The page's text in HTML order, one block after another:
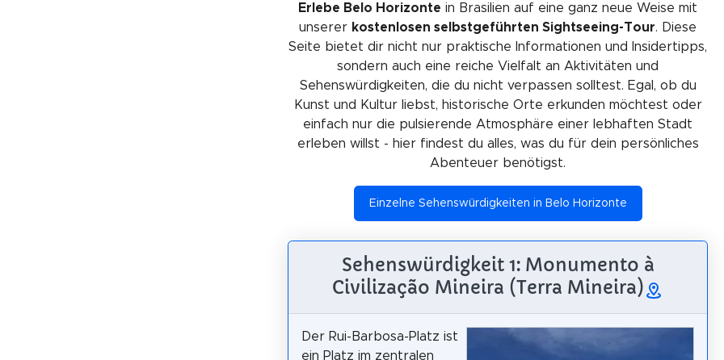
Erlebe Belo Horizonte in Brasilien auf eine ganz neue Weise mit
unserer kostenlosen selbstgeführten Sightseeing-Tour. Diese
Seite bietet dir nicht nur praktische Informationen und Insidertipps,
sondern auch eine reiche Vielfalt an Aktivitäten und
Sehenswürdigkeiten, die du nicht verpassen solltest. Egal, ob du
Kunst und Kultur liebst, historische Orte erkunden möchtest oder
einfach nur die pulsierende Atmosphäre einer lebhaften Stadt
erleben willst - hier findest du alles, was du für dein persönliches
Abenteuer benötigst.
Einzelne Sehenswürdigkeiten in Belo Horizonte
Sehenswürdigkeit 1: Monumento à
Civilização Mineira (Terra Mineira)
Der Rui-Barbosa-Platz ist
ein Platz im zentralen